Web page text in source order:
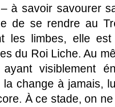
à savoir savourer
de se rendre au
les limbes, elle
du Roi Liche. Au
ayant visiblement
change à jamais,
À ce stade, on